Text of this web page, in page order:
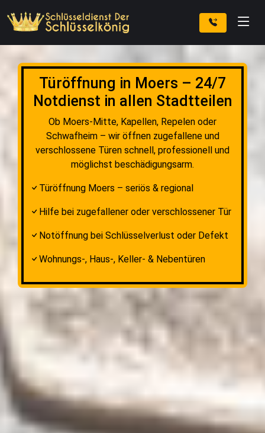
Türöffnung in Moers – 24/7
Notdienst in allen Stadtteilen
Ob Moers-Mitte, Kapellen, Repelen oder
Schwafheim – wir öffnen zugefallene und
verschlossene Türen schnell, professionell und
möglichst beschädigungsarm.
Türöffnung Moers – seriös & regional
Hilfe bei zugefallener oder verschlossener Tür
Notöffnung bei Schlüsselverlust oder Defekt
Wohnungs-, Haus-, Keller- & Nebentüren